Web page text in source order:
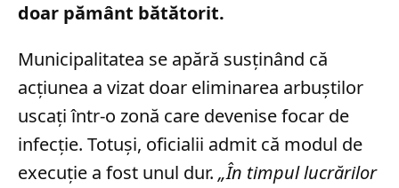
doar pământ bătătorit.
Municipalitatea se apără susținând că
acțiunea a vizat doar eliminarea arbuștilor
uscați într-o zonă care devenise focar de
infecție. Totuși, oficialii admit că modul de
execuție a fost unul dur. „În timpul lucrărilor